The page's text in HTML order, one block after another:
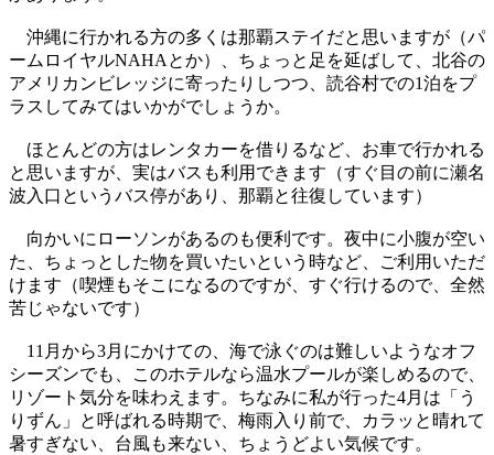
沖縄に行かれる方の多くは那覇ステイだと思いますが（パ
ームロイヤルNAHAとか）、ちょっと足を延ばして、北谷の
アメリカンビレッジに寄ったりしつつ、読谷村での1泊をプ
ラスしてみてはいかがでしょうか。
ほとんどの方はレンタカーを借りるなど、お車で行かれる
と思いますが、実はバスも利用できます（すぐ目の前に瀬名
波入口というバス停があり、那覇と往復しています）
向かいにローソンがあるのも便利です。夜中に小腹が空い
た、ちょっとした物を買いたいという時など、ご利用いただ
けます（喫煙もそこになるのですが、すぐ行けるので、全然
苦じゃないです）
11月から3月にかけての、海で泳ぐのは難しいようなオフ
シーズンでも、このホテルなら温水プールが楽しめるので、
リゾート気分を味わえます。ちなみに私が行った4月は「う
りずん」と呼ばれる時期で、梅雨入り前で、カラッと晴れて
暑すぎない、台風も来ない、ちょうどよい気候です。